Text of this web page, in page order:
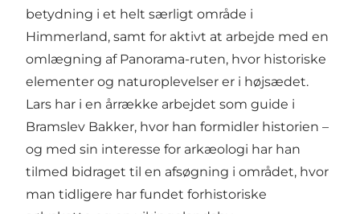
betydning i et helt særligt område i
Himmerland, samt for aktivt at arbejde med en
omlægning af Panorama-ruten, hvor historiske
elementer og naturoplevelser er i højsædet.
Lars har i en årrække arbejdet som guide i
Bramslev Bakker, hvor han formidler historien –
og med sin interesse for arkæologi har han
tilmed bidraget til en afsøgning i området, hvor
man tidligere har fundet forhistoriske